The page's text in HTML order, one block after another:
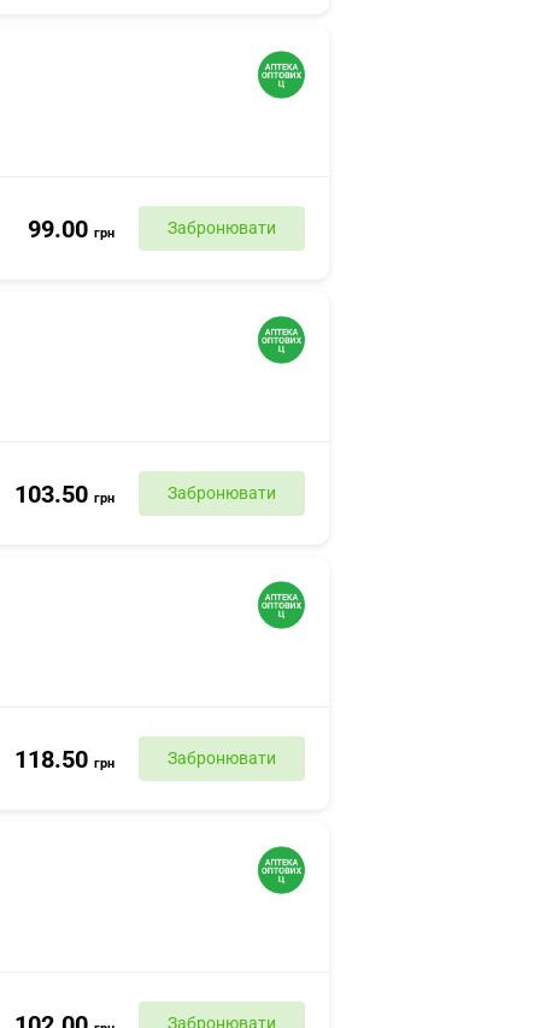
99.00 грн Забронювати
103.50 грн Забронювати
118.50 грн Забронювати
Забронювати